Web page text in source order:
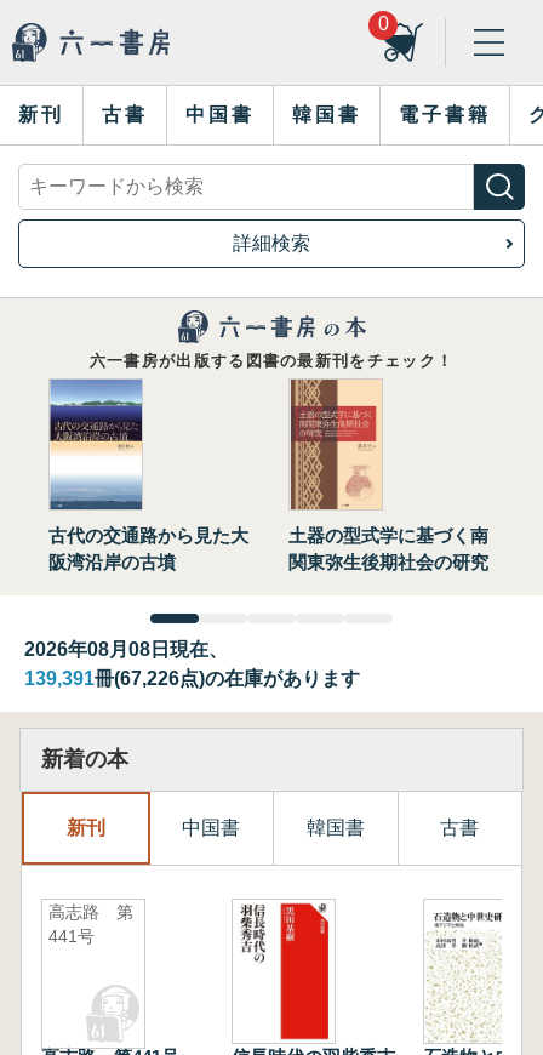
0
新刊 古書 中国書 韓国書 電子書籍
詳細検索
六一書房が出版する図書の最新刊をチェック！
古代の交通路から見た大
阪湾沿岸の古墳
土器の型式学に基づく南
関東弥生後期社会の研究
2026年08月08日現在、
139,391冊(67,226点)の在庫があります
新着の本
新刊 中国書 韓国書 古書
高志路 第
441号